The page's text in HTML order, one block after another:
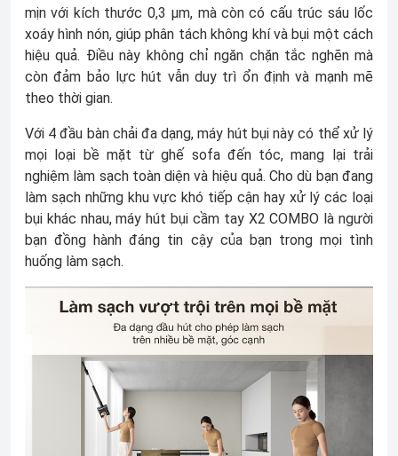
mịn với kích thước 0,3 µm, mà còn có cấu trúc sáu lốc
xoáy hình nón, giúp phân tách không khí và bụi một cách
hiệu quả. Điều này không chỉ ngăn chặn tắc nghẽn mà
còn đảm bảo lực hút vẫn duy trì ổn định và mạnh mẽ
theo thời gian.
Với 4 đầu bàn chải đa dạng, máy hút bụi này có thể xử lý
mọi loại bề mặt từ ghế sofa đến tóc, mang lại trải
nghiệm làm sạch toàn diện và hiệu quả. Cho dù bạn đang
làm sạch những khu vực khó tiếp cận hay xử lý các loại
bụi khác nhau, máy hút bụi cầm tay X2 COMBO là người
bạn đồng hành đáng tin cậy của bạn trong mọi tình
huống làm sạch.